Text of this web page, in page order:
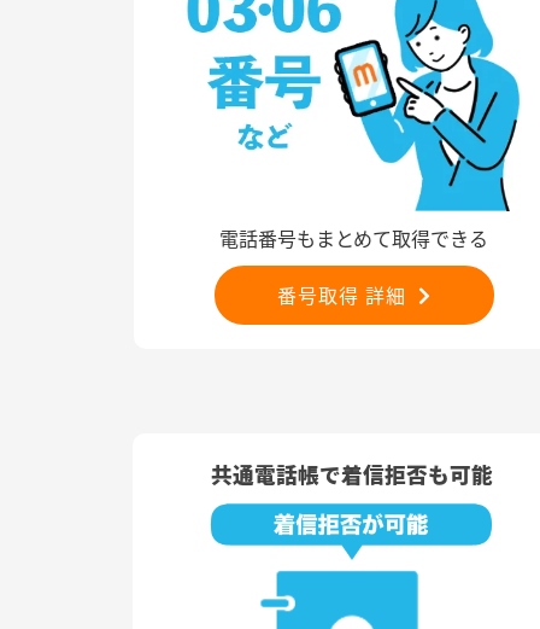
電話番号もまとめて取得できる
番号取得 詳細
共通電話帳で着信拒否も可能